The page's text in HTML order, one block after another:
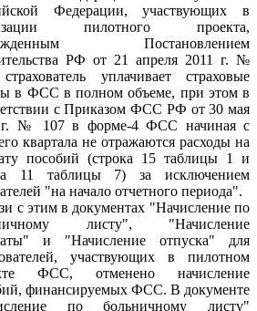
Федерации, участвующих в
пилотного проекта,
Постановлением
РФ от 21 апреля 2011 г. №
уплачивает страховые
в ФСС в полном объеме, при этом в
с Приказом ФСС РФ от 30 мая
г. № 107 в форме-4 ФСС начиная с
квартала не отражаются расходы на
пособий (строка 15 таблицы 1 и
11 таблицы 7) за исключением
"на начало отчетного периода".
с этим в документах "Начисление по
листу", "Начисление
и "Начисление отпуска" для
участвующих в пилотном
ФСС, отменено начисление
финансируемых ФСС. В документе
по больничному листу"